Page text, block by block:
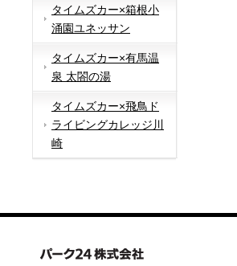
タイムズカー×箱根小
涌園ユネッサン
タイムズカー×有馬温
泉 太閤の湯
タイムズカー×飛鳥ド
ライビングカレッジ川
崎